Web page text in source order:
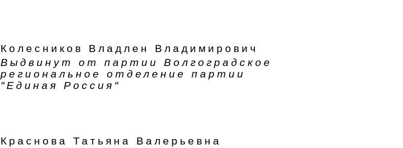
Колесников Владлен Владимирович
Выдвинут от партии Волгоградское
региональное отделение партии
"Единая Россия"
Краснова Татьяна Валерьевна